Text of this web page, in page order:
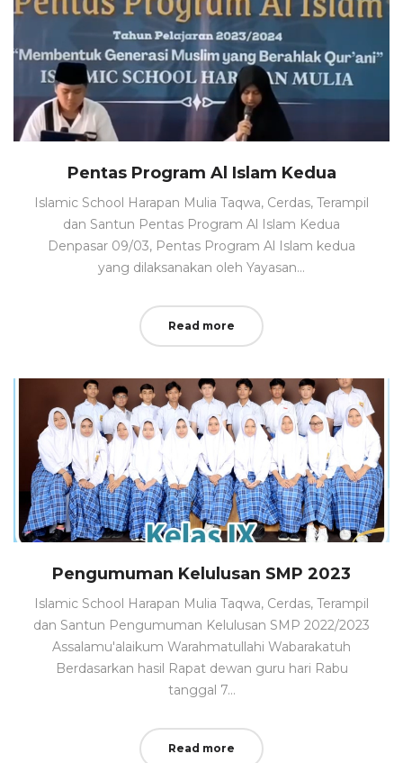
Pentas Program Al Islam Kedua
Islamic School Harapan Mulia Taqwa, Cerdas, Terampil
dan Santun Pentas Program Al Islam Kedua
Denpasar 09/03, Pentas Program Al Islam kedua
yang dilaksanakan oleh Yayasan…
Read more
Pengumuman Kelulusan SMP 2023
Islamic School Harapan Mulia Taqwa, Cerdas, Terampil
dan Santun Pengumuman Kelulusan SMP 2022/2023
Assalamu'alaikum Warahmatullahi Wabarakatuh
Berdasarkan hasil Rapat dewan guru hari Rabu
tanggal 7…
Read more